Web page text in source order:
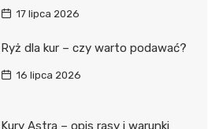
17 lipca 2026
Ryż dla kur – czy warto podawać?
16 lipca 2026
Kury Astra – opis rasy i warunki